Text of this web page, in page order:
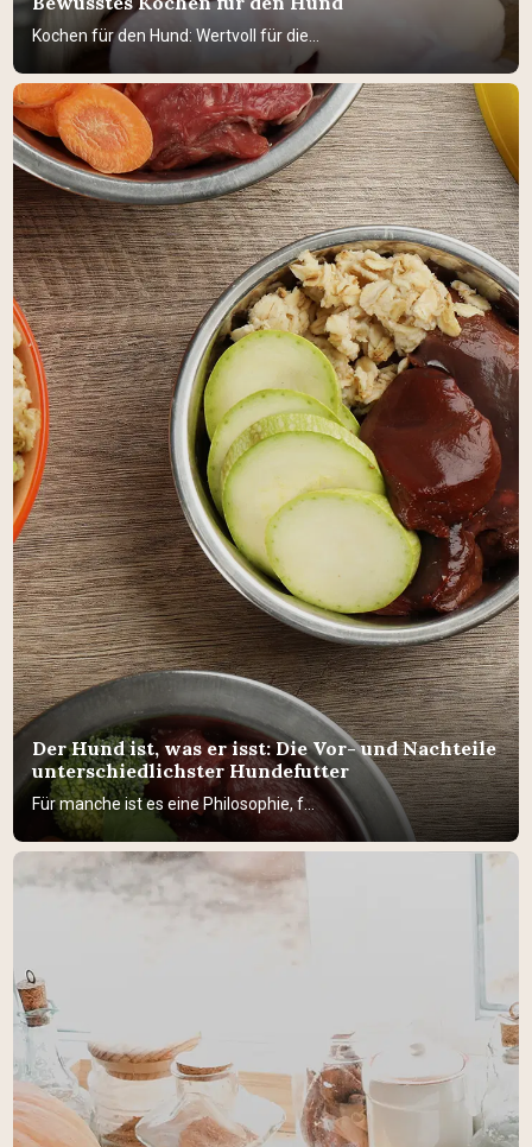
Kochen für den Hund: Wertvoll für die...
Der Hund ist, was er isst: Die Vor- und Nachteile
unterschiedlichster Hundefutter
Für manche ist es eine Philosophie, f...